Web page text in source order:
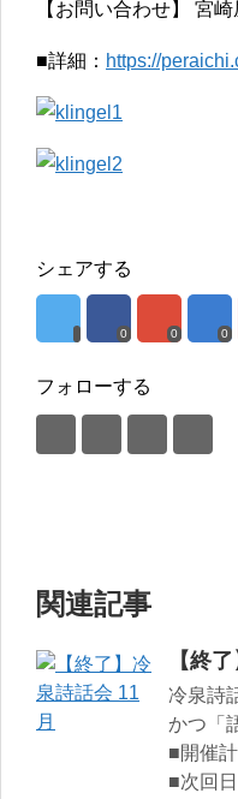
【お問い合わせ】 宮
■詳細： https://
シェアする
0 0 0
フォローする
関連記事
【終
冷泉詩
かつ「
■開催
■次回